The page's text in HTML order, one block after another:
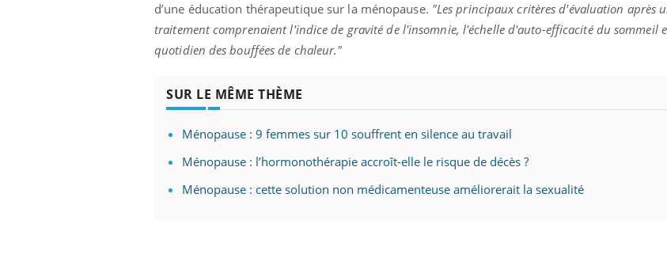
d’une éducation thérapeutique sur la ménopause. "Les principaux critères d'évaluation après
traitement comprenaient l'indice de gravité de l'insomnie, l'échelle d'auto-efficacité du sommeil
quotidien des bouffées de chaleur."
SUR LE MÊME THÈME
Ménopause : 9 femmes sur 10 souffrent en silence au travail
Ménopause : l’hormonothérapie accroît-elle le risque de décès ?
Ménopause : cette solution non médicamenteuse améliorerait la sexualité